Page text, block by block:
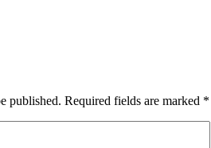
published. Required fields are marked *